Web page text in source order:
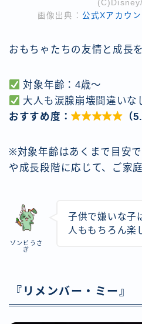
画像出典： 公式Xアカウ
おもちゃたちの友情と成長
対象年齢：4歳〜
大人も涙腺崩壊間違いな
おすすめ度： （
※対象年齢はあくまで目安
や成長段階に応じて、ご家
ゾンビうさ
ぎ
子供で嫌いな子
人ももちろん楽
『リメンバー・ミー』